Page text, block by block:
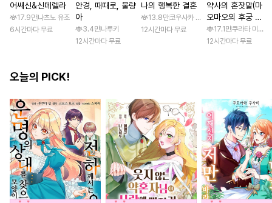
어쌔신&신데렐라
17.9만나츠노 유조
6시간마다 무료
안경, 때때로, 불량
아
3.4만나루키
12시간마다 무료
나의 행복한 결혼
13.8만코우사카 리토 / 아기토기 아쿠미
12시간마다 무료
약사의 혼잣말(마
오마오의 후궁 수
수께끼 풀이수첩)
17.1만쿠라타 미노
12시간마다 무료
오늘의 PICK!